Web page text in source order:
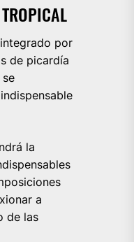
por
de picardía
la
a
de las